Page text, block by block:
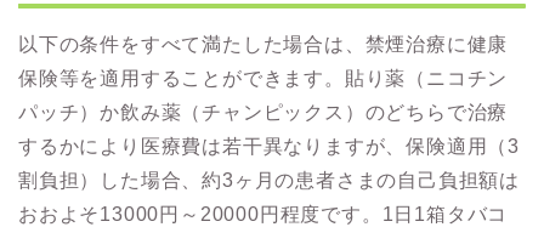
以下の条件をすべて満たした場合は、禁煙治療に健康
保険等を適用することができます。貼り薬（ニコチン
パッチ）か飲み薬（チャンピックス）のどちらで治療
するかにより医療費は若干異なりますが、保険適用（3
割負担）した場合、約3ヶ月の患者さまの自己負担額は
おおよそ13000円～20000円程度です。1日1箱タバコ